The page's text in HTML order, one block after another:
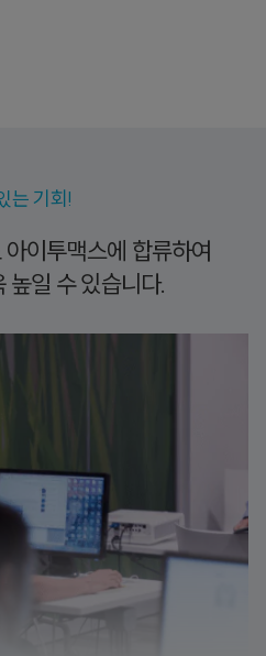
는 기회!
이투맥스에 합류하여
높일 수 있습니다.